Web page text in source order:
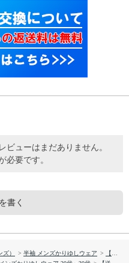
ビューはまだありません。
必要です。
書く
） > 半袖 メンズかりゆしウェア >
【送料無料】 紅型平行デザイン柄 かりゆしウェア P-AK23006